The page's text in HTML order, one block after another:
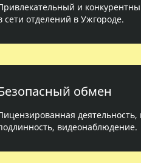
и
сети отделений в Ужгороде.
обмен
деятельность,
видеонаблюдение.